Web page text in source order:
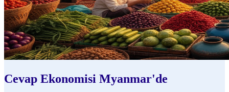
Cevap Ekonomisi Myanmar'de